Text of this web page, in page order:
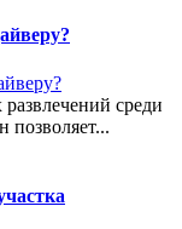
среди